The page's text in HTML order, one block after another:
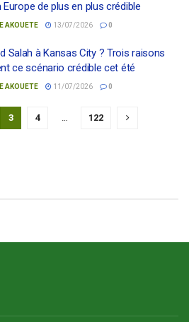
de plus en plus crédible
AKOUETE 13/07/2026 0
Salah à Kansas City ? Trois raisons
ce scénario crédible cet été
AKOUETE 11/07/2026 0
3 4 … 122